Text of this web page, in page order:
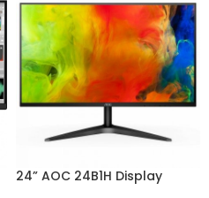
24” AOC 24B1H Display